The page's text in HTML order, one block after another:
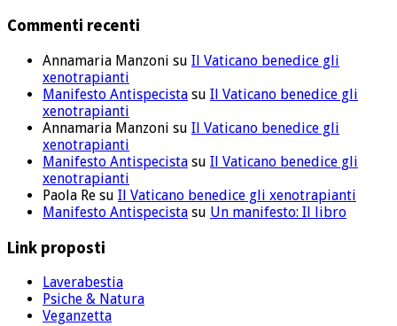
Commenti recenti
Annamaria Manzoni su Il Vaticano benedice gli
xenotrapianti
Manifesto Antispecista su Il Vaticano benedice gli
xenotrapianti
Annamaria Manzoni su Il Vaticano benedice gli
xenotrapianti
Manifesto Antispecista su Il Vaticano benedice gli
xenotrapianti
Paola Re su Il Vaticano benedice gli xenotrapianti
Manifesto Antispecista su Un manifesto: Il libro
Link proposti
Laverabestia
Psiche & Natura
Veganzetta